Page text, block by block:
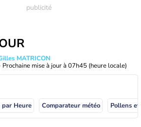
MATRICON
Prochaine mise à jour à 07h45 (heure locale)
par Heure Comparateur météo Pollens